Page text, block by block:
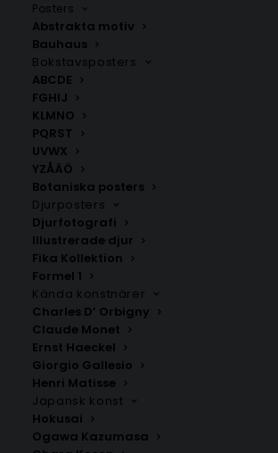
Posters
Abstrakta motiv
Bauhaus
Bokstavsposters
ABCDE
FGHIJ
KLMNO
PQRST
UVWX
YZÅÄÖ
Botaniska posters
Djurposters
Djurfotografi
Illustrerade djur
Fika Kollektion
Formel 1
Kända konstnärer
Charles D’ Orbigny
Claude Monet
Ernst Haeckel
Giorgio Gallesio
Henri Matisse
Japansk konst
Hokusai
Ogawa Kazumasa
Fr.149.00 kr
Winter Cocktails Poster
Fr.149.00kr